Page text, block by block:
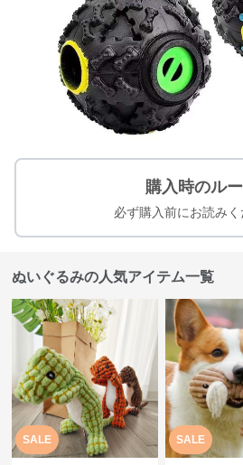
購入時のル
必ず購入前にお読みく
ぬいぐるみの人気アイテム一覧
SALE SALE